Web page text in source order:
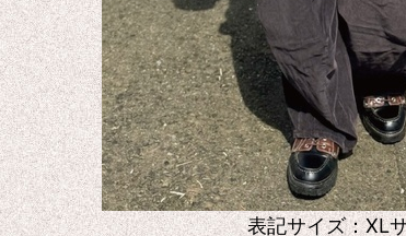
表記サイズ：XL